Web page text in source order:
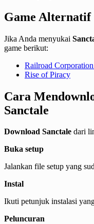
Game Alternatif
Jika Anda menyukai
game berikut:
Railroad
Rise of Piracy
Cara
Sanctale
Download Sanctale dari
Buka setup
Jalankan file setup yang
Instal
Ikuti petunjuk instalasi
Peluncuran